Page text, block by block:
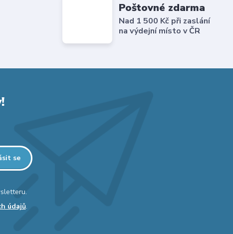
Poštovné zdarma
Nad 1 500 Kč při zaslání
na výdejní místo v ČR
se
údajů.